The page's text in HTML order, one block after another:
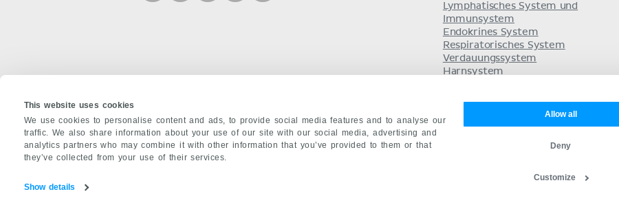
This website uses cookies
We use cookies to personalise content and ads, to provide social media features and to analyse our
traffic. We also share information about your use of our site with our social media, advertising and
analytics partners who may combine it with other information that you’ve provided to them or that
they’ve collected from your use of their services.
Show details
Allow all
Customize
Deny
Lymphatisches System und
Immunsystem
Endokrines System
Respiratorisches System
Verdauungssystem
Harnsystem
English